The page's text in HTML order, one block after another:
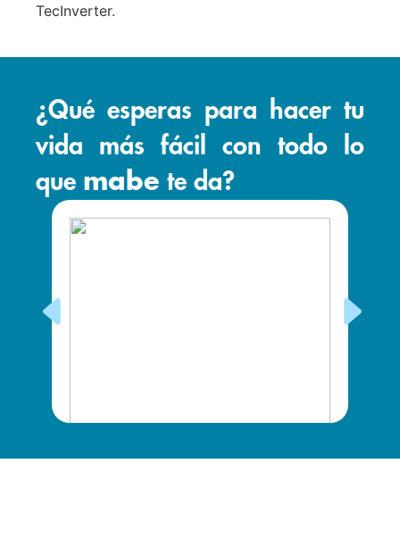
TecInverter.
¿Qué esperas para hacer tu
vida más fácil con todo lo
que mabe te da?